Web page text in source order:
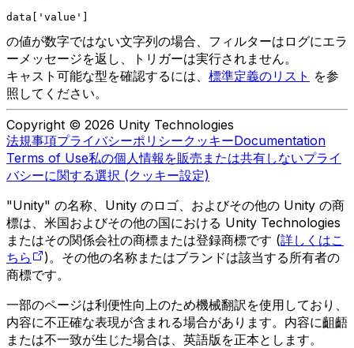
data['value']
の値が数字ではない文字列の場合、フィルターはログにエラ
ーメッセージを返し、トリガーは実行されません。
キャスト可能な型を確認するには、 標準定義のリスト を参
照してください。
Copyright © 2026 Unity Technologies
法規事項プライバシーポリシークッキーDocumentation
Terms of Use私の個人情報を販売または共有しないプライ
バシーに関する選択 (クッキー設定)
"Unity" の名称、Unity のロゴ、およびその他の Unity の商
標は、米国およびその他の国における Unity Technologies
またはその関係会社の商標または登録商標です (詳しくはこ
ちら
)。その他の名称またはブランドは該当する所有者の
商標です。
一部のページは利便性向上のため機械翻訳を使用しており、
内容に不正確な表現が含まれる場合があります。内容に齟齬
または不一致が生じた場合は、英語版を正本とします。